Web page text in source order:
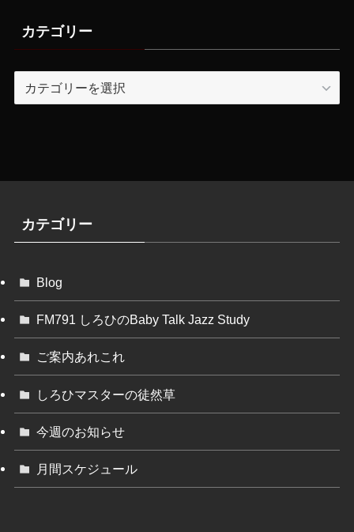
カテゴリー
テ
カテゴリー
Blog
FM791 しろひのBaby Talk Jazz Study
ご案内あれこれ
しろひマスターの徒然草
今週のお知らせ
月間スケジュール